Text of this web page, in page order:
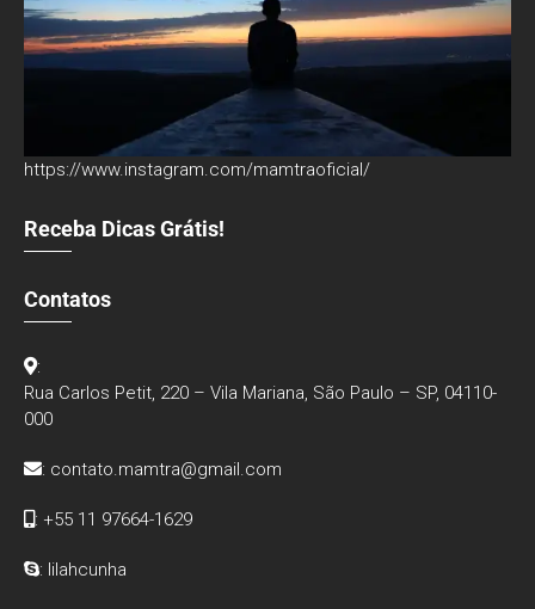
https://www.instagram.com/mamtraoficial/
Receba Dicas Grátis!
Contatos
:
Rua Carlos Petit, 220 – Vila Mariana, São Paulo – SP, 04110-
000
: contato.mamtra@gmail.com
: +55 11 97664-1629
: lilahcunha